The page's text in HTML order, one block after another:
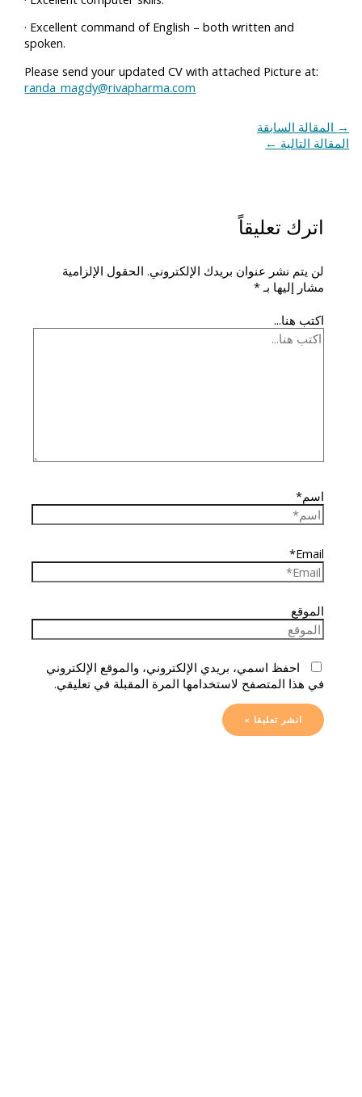
· Excellent command of English – both written and
spoken.
Please send your updated CV with attached Picture at:
randa_magdy@rivapharma.com
→ المقالة السابقة
المقالة التالية ←
اترك تعليقاً
لن يتم نشر عنوان بريدك الإلكتروني. الحقول الإلزامية
مشار إليها بـ*
اكتب هنا...
اسم*
Email*
الموقع
احفظ اسمي، بريدي الإلكتروني، والموقع الإلكتروني
في هذا المتصفح لاستخدامها المرة المقبلة في تعليقي.